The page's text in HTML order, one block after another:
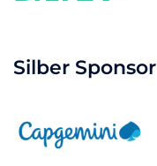
Silber Sponsor